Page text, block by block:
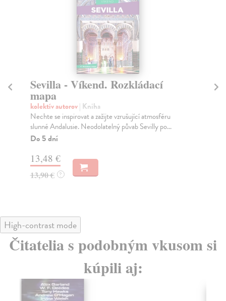
Porto - Víkend. Rozkládací
mapa
kolektív autorov| Kniha
Prozkoumejte Porto, srdce severního Portugalska.
Objevte tvář portugalského severu – památky v Port...
Na sklade
12,51 €
12,90 € ?
High-contrast mode
Čitatelia s podobným vkusom si
kúpili aj: